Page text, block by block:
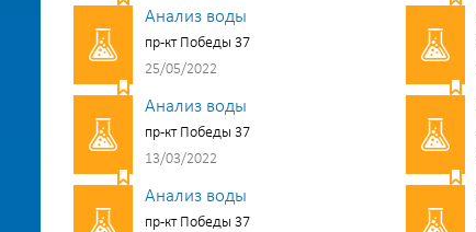
Анализ воды
пр-кт Победы 37
25/05/2022
Анализ воды
пр-кт Победы 37
13/03/2022
Анализ воды
пр-кт Победы 37